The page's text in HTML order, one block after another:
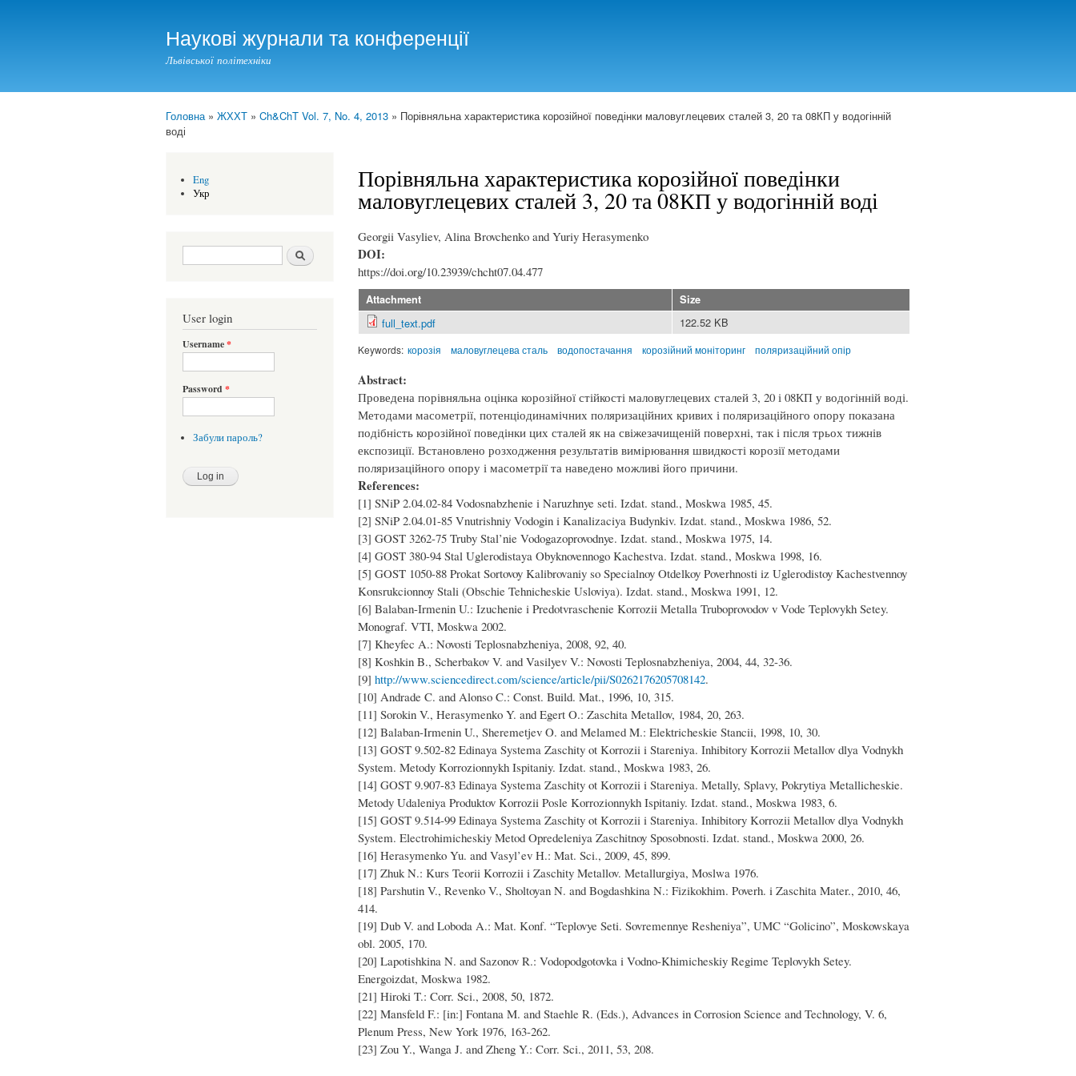
Наукові журнали та конференції
Львівської політехніки
You are here
Головна» ЖХХТ » Ch&ChT Vol. 7, No. 4, 2013 » Порівняльна характеристика корозійної поведінки маловуглецевих сталей 3, 20 та 08КП у водогінній
воді
Eng
Укр
Search form Шукати
User login
Username*
Password *
Забули пароль?
Порівняльна характеристика корозійної поведінки
маловуглецевих сталей 3, 20 та 08КП у водогінній воді
Georgii Vasyliev, Alina Brovchenko and Yuriy Herasymenko
DOI:
https://doi.org/10.23939/chcht07.04.477
Attachment Size
full_text.pdf 122.52 KB
Keywords: корозія маловуглецева сталь водопостачання корозійний моніторинг поляризаційний опір
Abstract:
Проведена порівняльна оцінка корозійної стійкості маловуглецевих сталей 3, 20 і 08КП у водогінній воді.
Методами масометрії, потенціодинамічних поляризаційних кривих і поляризаційного опору показана
подібність корозійної поведінки цих сталей як на свіжезачищеній поверхні, так і після трьох тижнів
експозиції. Встановлено розходження результатів вимірювання швидкості корозії методами
поляризаційного опору і масометрії та наведено можливі його причини.
References:
[1] SNiP 2.04.02-84 Vodosnabzhenie i Naruzhnye seti. Izdat. stand., Moskwa 1985, 45.
[2] SNiP 2.04.01-85 Vnutrishniy Vodogin i Kanalizaciya Budynkiv. Izdat. stand., Moskwa 1986, 52.
[3] GOST 3262-75 Truby Stal’nie Vodogazoprovodnye. Izdat. stand., Moskwa 1975, 14.
[4] GOST 380-94 Stal Uglerodistaya Obyknovennogo Kachestva. Izdat. stand., Moskwa 1998, 16.
[5] GOST 1050-88 Prokat Sortovoy Kalibrovaniy so Specialnoy Otdelkoy Poverhnosti iz Uglerodistoy Kachestvennoy
Konsrukcionnoy Stali (Obschie Tehnicheskie Usloviya). Izdat. stand., Moskwa 1991, 12.
[6] Balaban-Irmenin U.: Izuchenie i Predotvraschenie Korrozii Metalla Truboprovodov v Vode Teplovykh Setey.
Monograf. VTI, Moskwa 2002.
[7] Kheyfec A.: Novosti Teplosnabzheniya, 2008, 92, 40.
[8] Koshkin B., Scherbakov V. and Vasilyev V.: Novosti Teplosnabzheniya, 2004, 44, 32-36.
[9] http://www.sciencedirect.com/science/article/pii/S0262176205708142.
[10] Andrade C. and Alonso C.: Const. Build. Mat., 1996, 10, 315.
[11] Sorokin V., Herasymenko Y. and Egert O.: Zaschita Metallov, 1984, 20, 263.
[12] Balaban-Irmenin U., Sheremetjev O. and Melamed M.: Elektricheskie Stancii, 1998, 10, 30.
[13] GOST 9.502-82 Edinaya Systema Zaschity ot Korrozii i Stareniya. Inhibitory Korrozii Metallov dlya Vodnykh
System. Metody Korrozionnykh Ispitaniy. Izdat. stand., Moskwa 1983, 26.
[14] GOST 9.907-83 Edinaya Systema Zaschity ot Korrozii i Stareniya. Metally, Splavy, Pokrytiya Metallicheskie.
Metody Udaleniya Produktov Korrozii Posle Korrozionnykh Ispitaniy. Izdat. stand., Moskwa 1983, 6.
[15] GOST 9.514-99 Edinaya Systema Zaschity ot Korrozii i Stareniya. Inhibitory Korrozii Metallov dlya Vodnykh
System. Electrohimicheskiy Metod Opredeleniya Zaschitnoy Sposobnosti. Izdat. stand., Moskwa 2000, 26.
[16] Herasymenko Yu. and Vasyl’ev H.: Mat. Sci., 2009, 45, 899.
[17] Zhuk N.: Kurs Teorii Korrozii i Zaschity Metallov. Metallurgiya, Moslwa 1976.
[18] Parshutin V., Revenko V., Sholtoyan N. and Bogdashkina N.: Fizikokhim. Poverh. i Zaschita Mater., 2010, 46,
414.
[19] Dub V. and Loboda A.: Mat. Konf. “Teplovye Seti. Sovremennye Resheniya”, UMC “Golicino”, Moskowskaya
obl. 2005, 170.
[20] Lapotishkina N. and Sazonov R.: Vodopodgotovka i Vodno-Khimicheskiy Regime Teplovykh Setey.
Energoizdat, Moskwa 1982.
[21] Hiroki T.: Corr. Sci., 2008, 50, 1872.
[22] Mansfeld F.: [in:] Fontana M. and Staehle R. (Eds.), Advances in Corrosion Science and Technology, V. 6,
Plenum Press, New York 1976, 163-262.
[23] Zou Y., Wanga J. and Zheng Y.: Corr. Sci., 2011, 53, 208.